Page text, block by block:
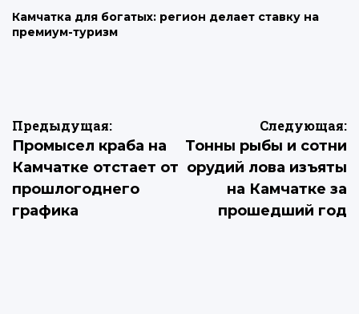
Камчатка для богатых: регион делает ставку на
премиум-туризм
Навигация
по
записям
Предыдущая:
Промысел краба на
Камчатке отстает от
прошлогоднего
графика
Следующая:
Тонны рыбы и сотни
орудий лова изъяты
на Камчатке за
прошедший год